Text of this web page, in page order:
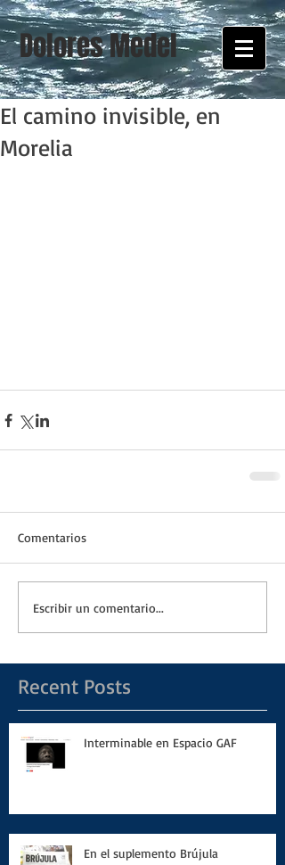
Dolores Medel
El camino invisible, en
Morelia
Comentarios
Escribir un comentario...
Recent Posts
Interminable en Espacio GAF
En el suplemento Brújula